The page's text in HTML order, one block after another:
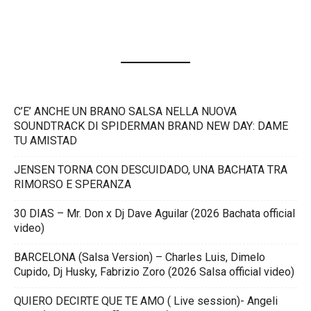
C’E’ ANCHE UN BRANO SALSA NELLA NUOVA
SOUNDTRACK DI SPIDERMAN BRAND NEW DAY: DAME
TU AMISTAD
JENSEN TORNA CON DESCUIDADO, UNA BACHATA TRA
RIMORSO E SPERANZA
30 DIAS – Mr. Don x Dj Dave Aguilar (2026 Bachata official
video)
BARCELONA (Salsa Version) – Charles Luis, Dimelo
Cupido, Dj Husky, Fabrizio Zoro (2026 Salsa official video)
QUIERO DECIRTE QUE TE AMO ( Live session)- Angeli